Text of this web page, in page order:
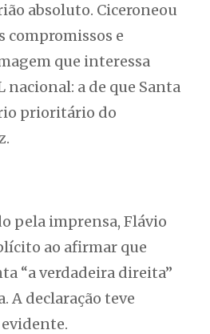
absoluto. Ciceroneou
compromissos e
que interessa
nacional: a de que Santa
prioritário do
pela imprensa, Flávio
ao afirmar que
“a verdadeira direita”
A declaração teve